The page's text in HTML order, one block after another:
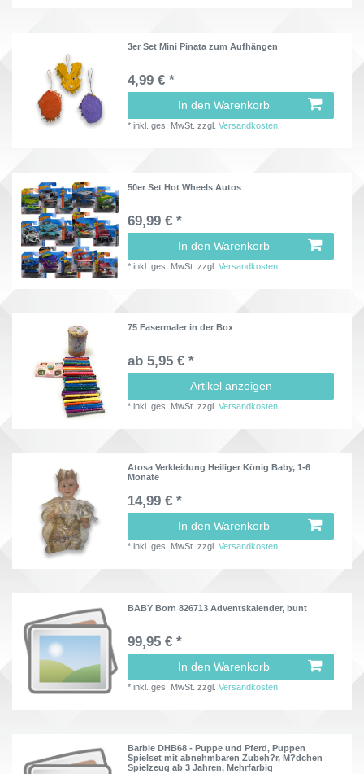
3er Set Mini Pinata zum Aufhängen
4,99 € *
In den Warenkorb
*inkl. ges. MwSt. zzgl.Versandkosten
50er Set Hot Wheels Autos
69,99 € *
In den Warenkorb
*inkl. ges. MwSt. zzgl.Versandkosten
75 Fasermaler in der Box
ab 5,95 € *
Artikel anzeigen
*inkl. ges. MwSt. zzgl.Versandkosten
Atosa Verkleidung Heiliger König Baby, 1-6
Monate
14,99 € *
In den Warenkorb
*inkl. ges. MwSt. zzgl.Versandkosten
BABY Born 826713 Adventskalender, bunt
99,95 € *
In den Warenkorb
*inkl. ges. MwSt. zzgl.Versandkosten
Barbie DHB68 - Puppe und Pferd, Puppen
Spielset mit abnehmbaren Zubeh?r, M?dchen
Spielzeug ab 3 Jahren, Mehrfarbig